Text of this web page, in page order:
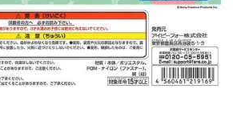
トイ